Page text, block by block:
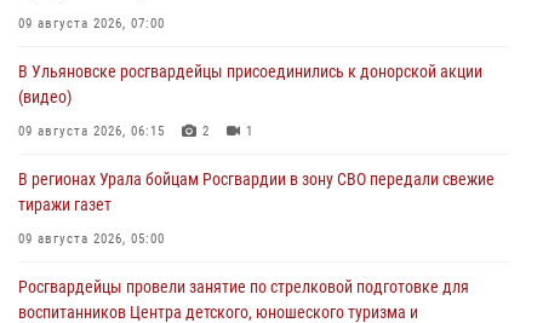
09 августа 2026, 07:00
В Ульяновске росгвардейцы присоединились к донорской акции
(видео)
09 августа 2026, 06:15 2 1
В регионах Урала бойцам Росгвардии в зону СВО передали свежие
тиражи газет
09 августа 2026, 05:00
Росгвардейцы провели занятие по стрелковой подготовке для
воспитанников Центра детского, юношеского туризма и